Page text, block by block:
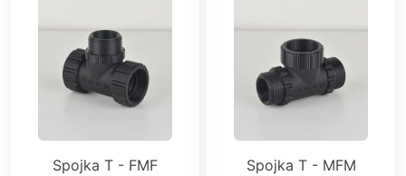
Spojka T - FMF
Spojka T - MFM